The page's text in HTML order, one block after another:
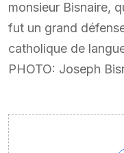
monsieur Bisnaire,
fut un grand
catholique de
PHOTO: Joseph